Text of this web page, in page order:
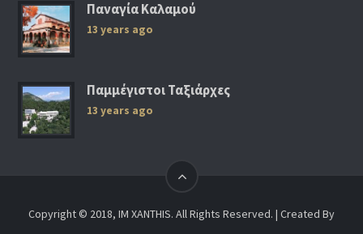
Παναγία Καλαμού
13 years ago
Παμμέγιστοι Ταξιάρχες
13 years ago
Copyright © 2018, IM XANTHIS. All Rights Reserved. | Created By